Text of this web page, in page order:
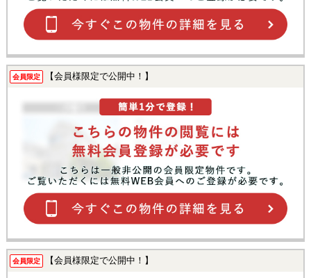
会員限定 【会員様限定で公開中！】
会員限定 【会員様限定で公開中！】